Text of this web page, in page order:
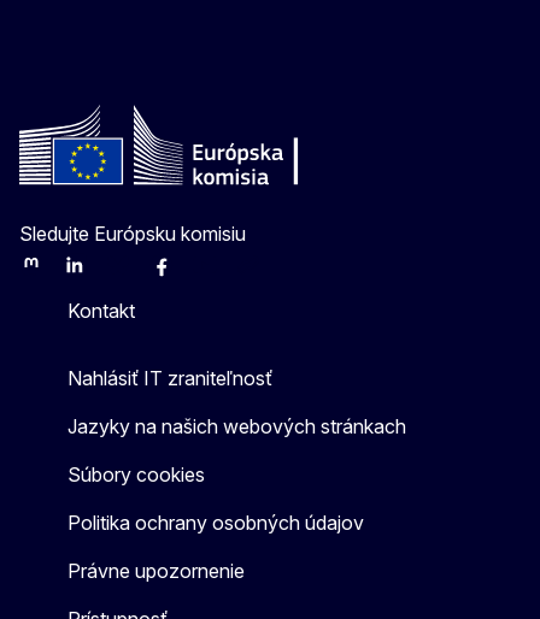
Sledujte Európsku komisiu
MastodonLinkedInBlueskyFacebook
Kontakt
Nahlásiť IT zraniteľnosť
Jazyky na našich webových stránkach
Súbory cookies
Politika ochrany osobných údajov
Právne upozornenie